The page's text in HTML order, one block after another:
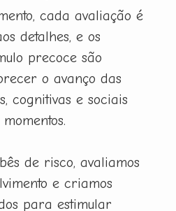
cada avaliação é
detalhes, e os
precoce são
o avanço das
cognitivas e sociais
de risco, avaliamos
e criamos
para estimular